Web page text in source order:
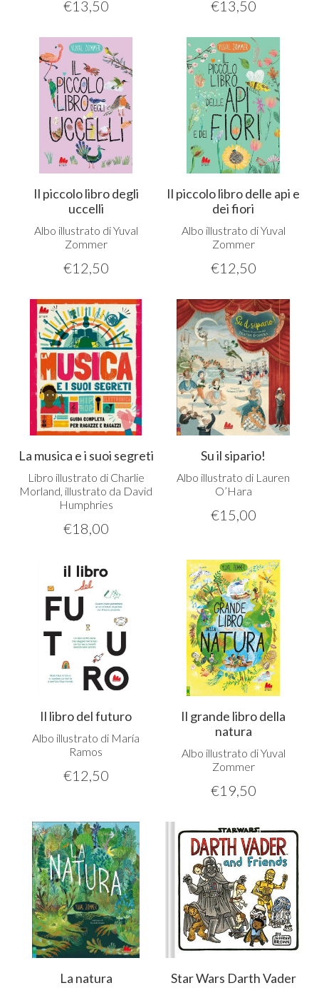
€13,50 €13,50
Il piccolo libro degli
uccelli
Albo illustrato di Yuval
Zommer
€12,50
Il piccolo libro delle api e
dei fiori
Albo illustrato di Yuval
Zommer
€12,50
La musica e i suoi segreti
Libro illustrato di Charlie
Morland, illustrato da David
Humphries
€18,00
Su il sipario!
Albo illustrato di Lauren
O’Hara
€15,00
Il libro del futuro
Albo illustrato di María
Ramos
€12,50
Il grande libro della
natura
Albo illustrato di Yuval
Zommer
€19,50
La natura
Star Wars Darth Vader